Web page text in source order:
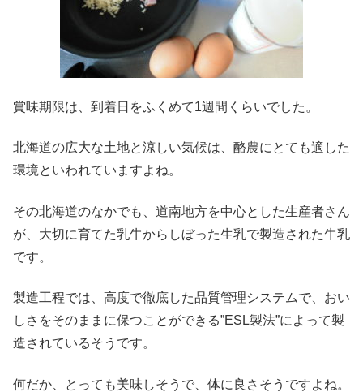
賞味期限は、到着日をふくめて1週間くらいでした。
北海道の広大な土地と涼しい気候は、酪農にとても適した
環境といわれていますよね。
その北海道のなかでも、道南地方を中心とした生産者さん
が、大切に育てた乳牛からしぼった生乳で製造された牛乳
です。
製造工程では、高度で徹底した品質管理システムで、おい
しさをそのままに保つことができる”ESL製法”によって製
造されているそうです。
何だか、とっても美味しそうで、体に良さそうですよね。